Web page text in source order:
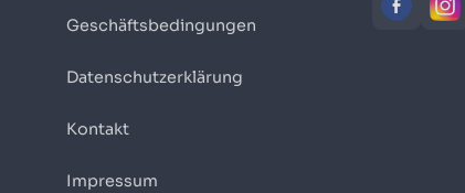
Geschäftsbedingungen
Datenschutzerklärung
Kontakt
Impressum